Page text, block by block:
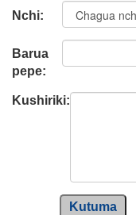
Nchi:
Barua
pepe:
Kushiriki:
Kutuma